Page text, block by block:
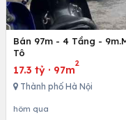
Bán 97m - 4 Tầng -
Tô
17.3 tỷ · 97m
2
Thành phố Hà Nội
hôm qua